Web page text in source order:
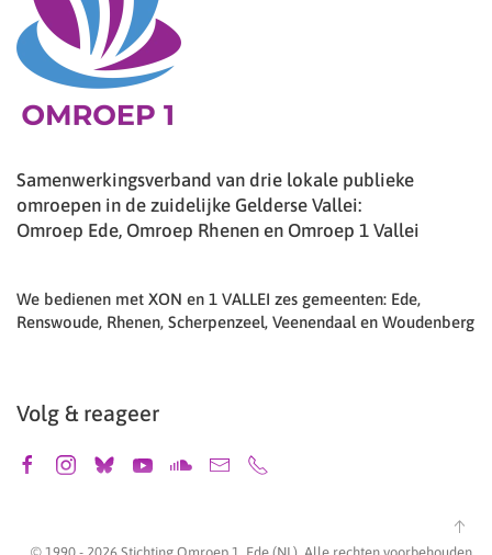
Samenwerkingsverband van drie lokale publieke
omroepen in de zuidelijke Gelderse Vallei:
Omroep Ede, Omroep Rhenen en Omroep 1 Vallei
We bedienen met XON en 1 VALLEI zes gemeenten: Ede,
Renswoude, Rhenen, Scherpenzeel, Veenendaal en Woudenberg
Volg & reageer